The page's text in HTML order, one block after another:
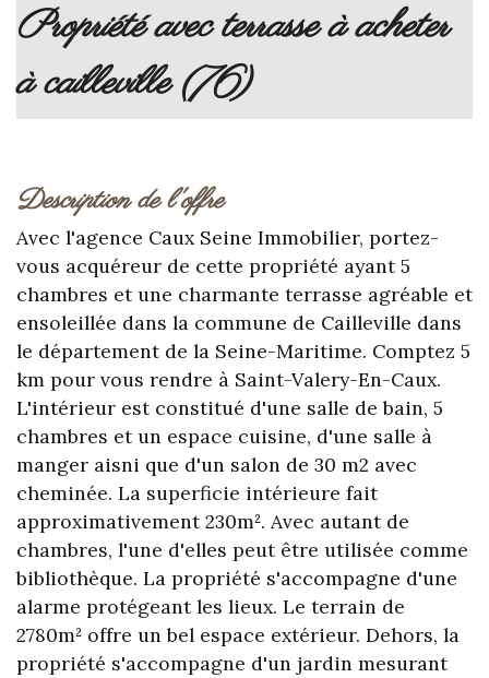
propriété avec terrasse à acheter
à cailleville (76)
description de l'offre
Avec l'agence Caux Seine Immobilier, portez-
vous acquéreur de cette propriété ayant 5
chambres et une charmante terrasse agréable et
ensoleillée dans la commune de Cailleville dans
le département de la Seine-Maritime. Comptez 5
km pour vous rendre à Saint-Valery-En-Caux.
L'intérieur est constitué d'une salle de bain, 5
chambres et un espace cuisine, d'une salle à
manger aisni que d'un salon de 30 m2 avec
cheminée. La superficie intérieure fait
approximativement 230m². Avec autant de
chambres, l'une d'elles peut être utilisée comme
bibliothèque. La propriété s'accompagne d'une
alarme protégeant les lieux. Le terrain de
2780m² offre un bel espace extérieur. Dehors, la
propriété s'accompagne d'un jardin mesurant